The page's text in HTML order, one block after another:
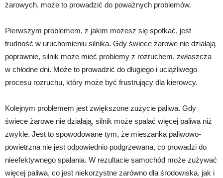
żarowych, może to prowadzić do poważnych problemów.
Pierwszym problemem, z jakim możesz się spotkać, jest
trudność w uruchomieniu silnika. Gdy świece żarowe nie działają
poprawnie, silnik może mieć problemy z rozruchem, zwłaszcza
w chłodne dni. Może to prowadzić do długiego i uciążliwego
procesu rozruchu, który może być frustrujący dla kierowcy.
Kolejnym problemem jest zwiększone zużycie paliwa. Gdy
świece żarowe nie działają, silnik może spalać więcej paliwa niż
zwykle. Jest to spowodowane tym, że mieszanka paliwowo-
powietrzna nie jest odpowiednio podgrzewana, co prowadzi do
nieefektywnego spalania. W rezultacie samochód może zużywać
więcej paliwa, co jest niekorzystne zarówno dla środowiska, jak i